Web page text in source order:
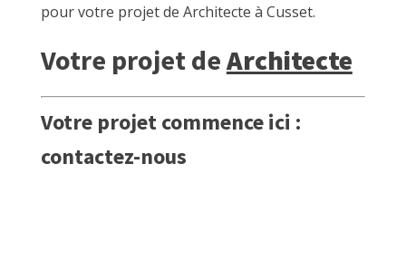
pour votre projet de Architecte à Cusset.
Votre projet deArchitecte
Votre projet commence ici :
contactez-nous